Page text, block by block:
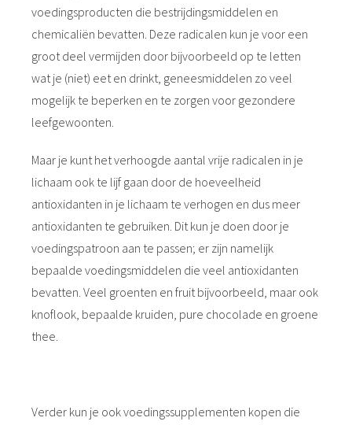
voedingsproducten die bestrijdingsmiddelen en
chemicaliën bevatten. Deze radicalen kun je voor een
groot deel vermijden door bijvoorbeeld op te letten
wat je (niet) eet en drinkt, geneesmiddelen zo veel
mogelijk te beperken en te zorgen voor gezondere
leefgewoonten.
Maar je kunt het verhoogde aantal vrije radicalen in je
lichaam ook te lijf gaan door de hoeveelheid
antioxidanten in je lichaam te verhogen en dus meer
antioxidanten te gebruiken. Dit kun je doen door je
voedingspatroon aan te passen; er zijn namelijk
bepaalde voedingsmiddelen die veel antioxidanten
bevatten. Veel groenten en fruit bijvoorbeeld, maar ook
knoflook, bepaalde kruiden, pure chocolade en groene
thee.
Verder kun je ook voedingssupplementen kopen die